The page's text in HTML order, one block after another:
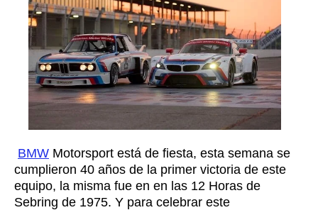
BMW Motorsport está de fiesta, esta semana se
cumplieron 40 años de la primer victoria de este
equipo, la misma fue en en las 12 Horas de
Sebring de 1975. Y para celebrar este